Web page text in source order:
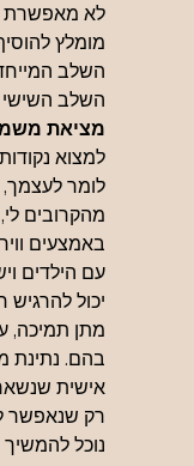
לא מאפשרת
מומלץ
השלב
השלב
מציאת
למצוא
לומר לעצמך,
מהקרובים
באמצעים
עם הילדים
יכול להרגיש
מתן תמיכה,
בהם. נתינת
אישית
רק שנאפשר
נוכל